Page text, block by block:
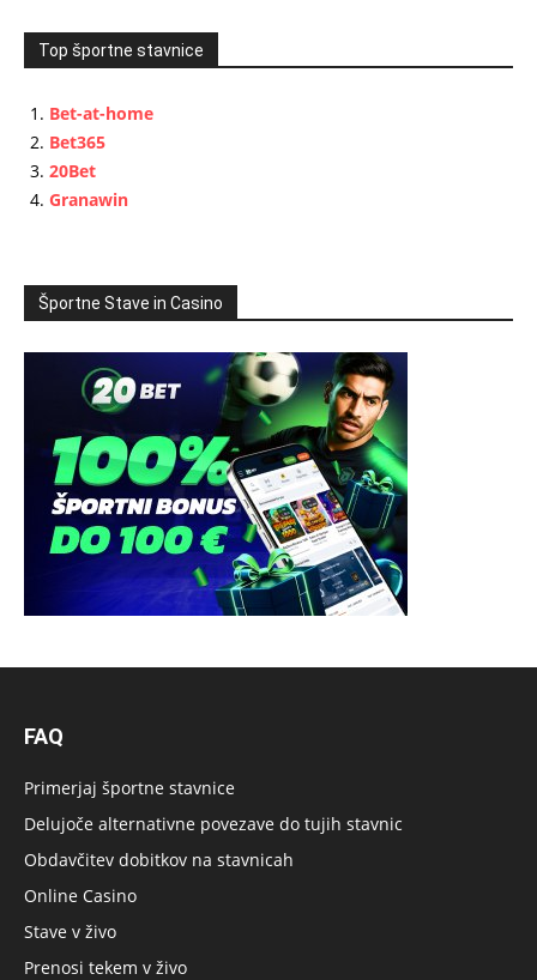
Top športne stavnice
Bet-at-home
Bet365
20Bet
Granawin
Športne Stave in Casino
FAQ
Primerjaj športne stavnice
Delujoče alternativne povezave do tujih stavnic
Obdavčitev dobitkov na stavnicah
Online Casino
Stave v živo
Prenosi tekem v živo